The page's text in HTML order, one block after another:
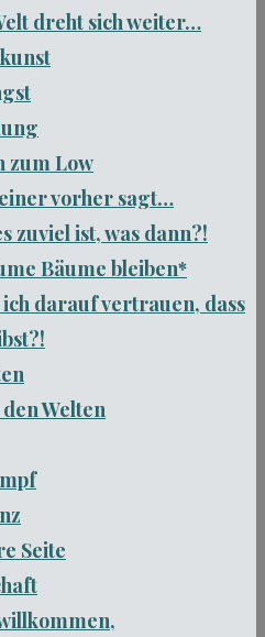
dreht sich weiter…
zum Low
vorher sagt…
zuviel ist, was dann?!
Bäume bleiben*
darauf vertrauen, dass
Welten
Seite